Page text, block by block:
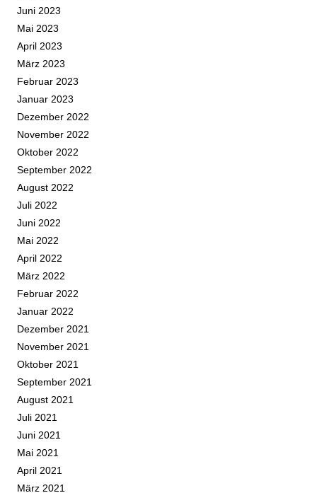
Juni 2023
Mai 2023
April 2023
März 2023
Februar 2023
Januar 2023
Dezember 2022
November 2022
Oktober 2022
September 2022
August 2022
Juli 2022
Juni 2022
Mai 2022
April 2022
März 2022
Februar 2022
Januar 2022
Dezember 2021
November 2021
Oktober 2021
September 2021
August 2021
Juli 2021
Juni 2021
Mai 2021
April 2021
März 2021